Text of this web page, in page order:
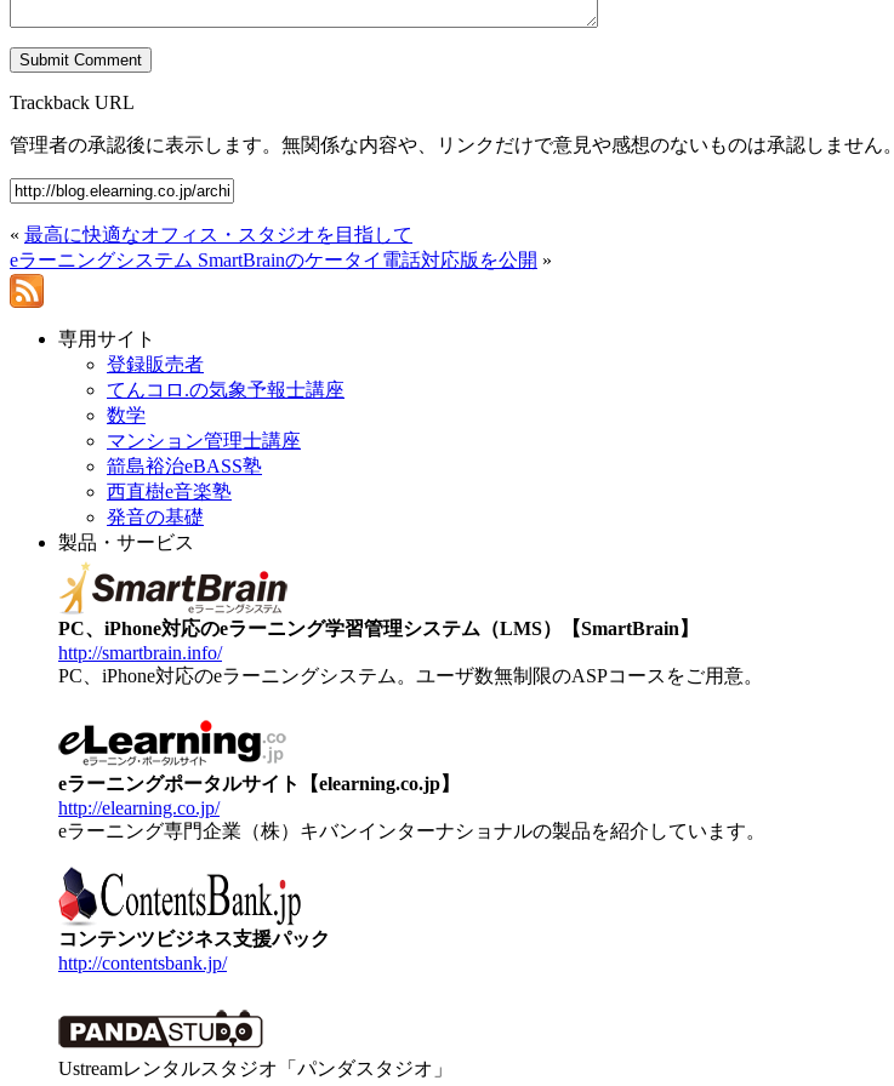
Trackback URL
管理者の承認後に表示します。無関係な内容や、リンクだけで意見や感想のないものは承認しません。
« 最高に快適なオフィス・スタジオを目指して
eラーニングシステム SmartBrainのケータイ電話対応版を公開 »
専用サイト
登録販売者
てんコロ.の気象予報士講座
数学
マンション管理士講座
箭島裕治eBASS塾
西直樹e音楽塾
発音の基礎
製品・サービス
PC、iPhone対応のeラーニング学習管理システム（LMS）【SmartBrain】
http://smartbrain.info/
PC、iPhone対応のeラーニングシステム。ユーザ数無制限のASPコースをご用意。
eラーニングポータルサイト【elearning.co.jp】
http://elearning.co.jp/
eラーニング専門企業（株）キバンインターナショナルの製品を紹介しています。
コンテンツビジネス支援パック
http://contentsbank.jp/
Ustreamレンタルスタジオ「パンダスタジオ」